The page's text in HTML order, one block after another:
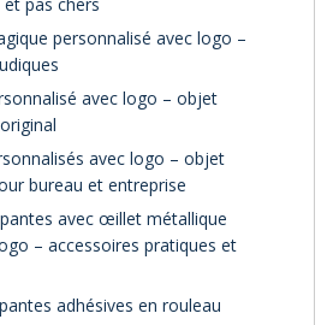
personnalisé avec logo –
avec logo – objet
avec logo – objet
bureau et entreprise
avec œillet métallique
– accessoires pratiques et
adhésives en rouleau